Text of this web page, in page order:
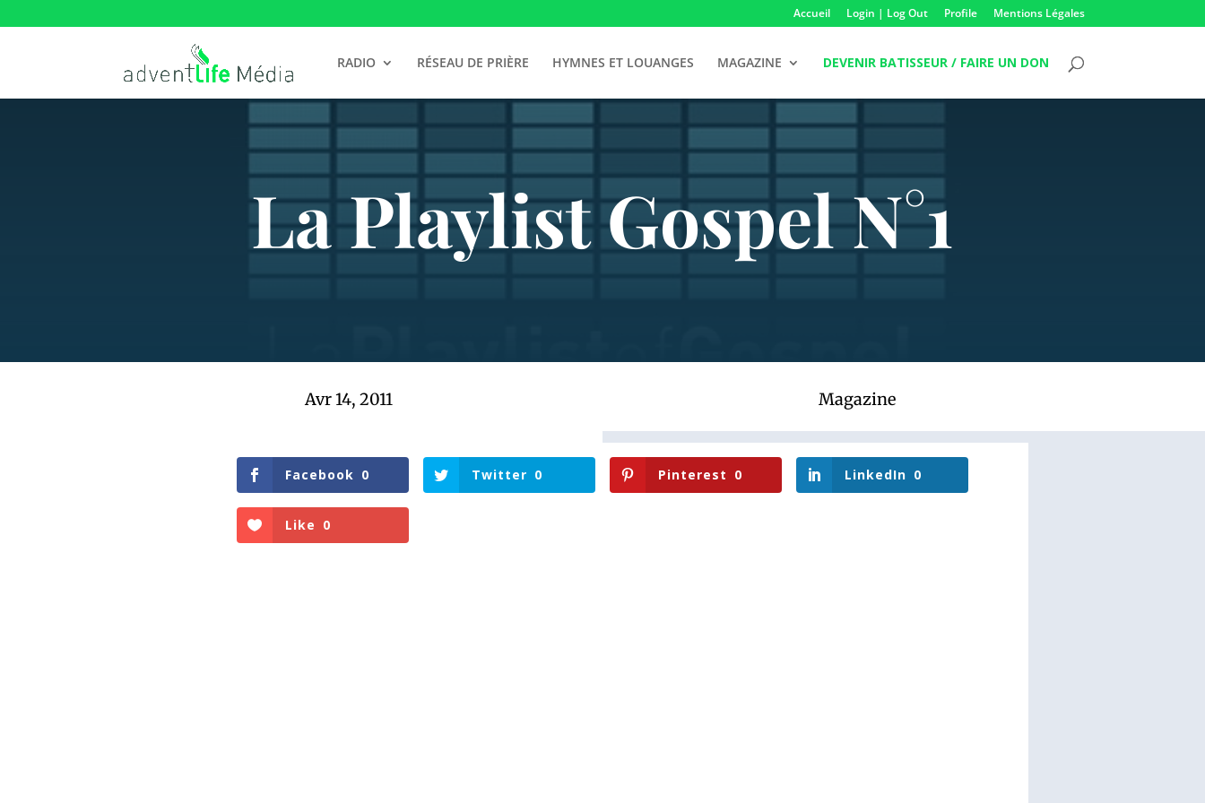
Accueil Login | Log Out Profile Mentions Légales
RADIO RÉSEAU DE PRIÈRE HYMNES ET LOUANGES MAGAZINE DEVENIR BATISSEUR / FAIRE UN DON
La Playlist Gospel N°1
Avr 14, 2011 Magazine
Facebook 0 Twitter 0 Pinterest 0 LinkedIn 0
Like 0